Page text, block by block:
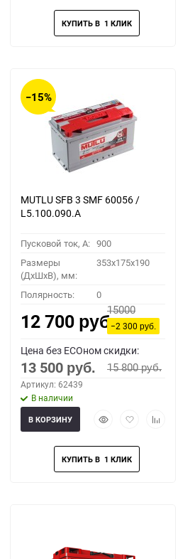
избранное
−15%
MUTLU SFB 3 SMF 60056 /
L5.100.090.A
Пусковой ток, A: 900
Размеры
(ДхШхВ), мм:
353x175x190
Полярность: 0
12 700 руб.
15000
−2 300руб.
Цена без ECOном скидки:
13 500 руб. 15 800руб.
Артикул: 62439
В наличии
БыстрыйДобавить
избранное
Добавить
В КОРЗИНУ